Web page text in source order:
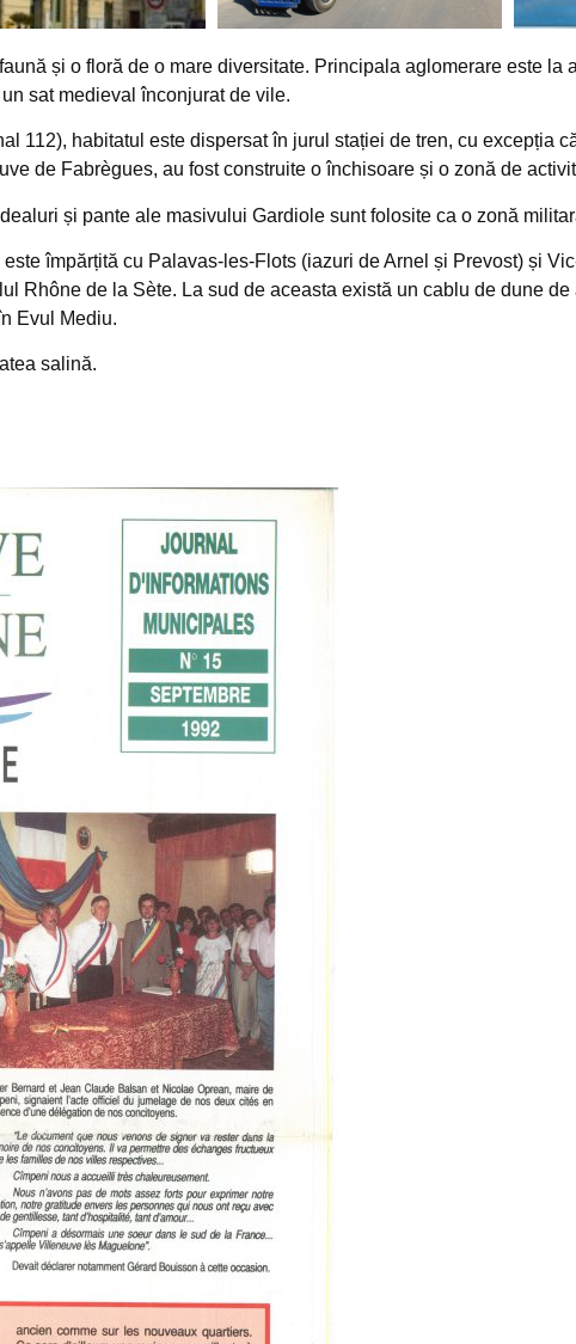
și o floră de o mare diversitate. Principala aglomerare este la
sat medieval înconjurat de vile.
112), habitatul este dispersat în jurul stației de tren, cu excepția
de Fabrègues, au fost construite o închisoare și o zonă de
și pante ale masivului Gardiole sunt folosite ca o zonă
împărțită cu Palavas-les-Flots (iazuri de Arnel și Prevost) și
Rhône de la Sète. La sud de aceasta există un cablu de dune
Evul Mediu.
salină.